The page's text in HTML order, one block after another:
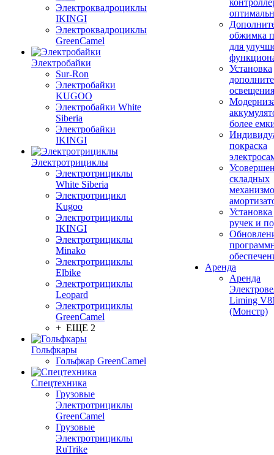
Электроквадроциклы
IKINGI
Электроквадроциклы
GreenCamel
Электробайки
Sur-Ron
Электробайки
KUGOO
Электробайки White
Siberia
Электробайки
IKINGI
Электротрициклы
Электротрициклы
White Siberia
Электротрицикл
Kugoo
Электротрициклы
IKINGI
Электротрициклы
Minako
Электротрициклы
Elbike
Электротрициклы
Leopard
Электротрициклы
GreenCamel
+ ЕЩЕ 2
Гольфкары
Гольфкар GreenCamel
Спецтехника
Грузовые
Электротрициклы
GreenCamel
Грузовые
Электротрициклы
RuTrike
обжимка
для
Установка
освещения
более
покраска
складных
ручек и
Аренда
Аренда
Liming
(Монстр)